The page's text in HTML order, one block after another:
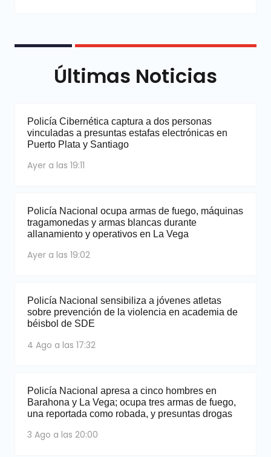
Últimas Noticias
Policía Cibernética captura a dos personas
vinculadas a presuntas estafas electrónicas en
Puerto Plata y Santiago
Ayer a las 19:11
Policía Nacional ocupa armas de fuego, máquinas
tragamonedas y armas blancas durante
allanamiento y operativos en La Vega
Ayer a las 19:02
Policía Nacional sensibiliza a jóvenes atletas
sobre prevención de la violencia en academia de
béisbol de SDE
4 Ago a las 17:32
Policía Nacional apresa a cinco hombres en
Barahona y La Vega; ocupa tres armas de fuego,
una reportada como robada, y presuntas drogas
3 Ago a las 20:00